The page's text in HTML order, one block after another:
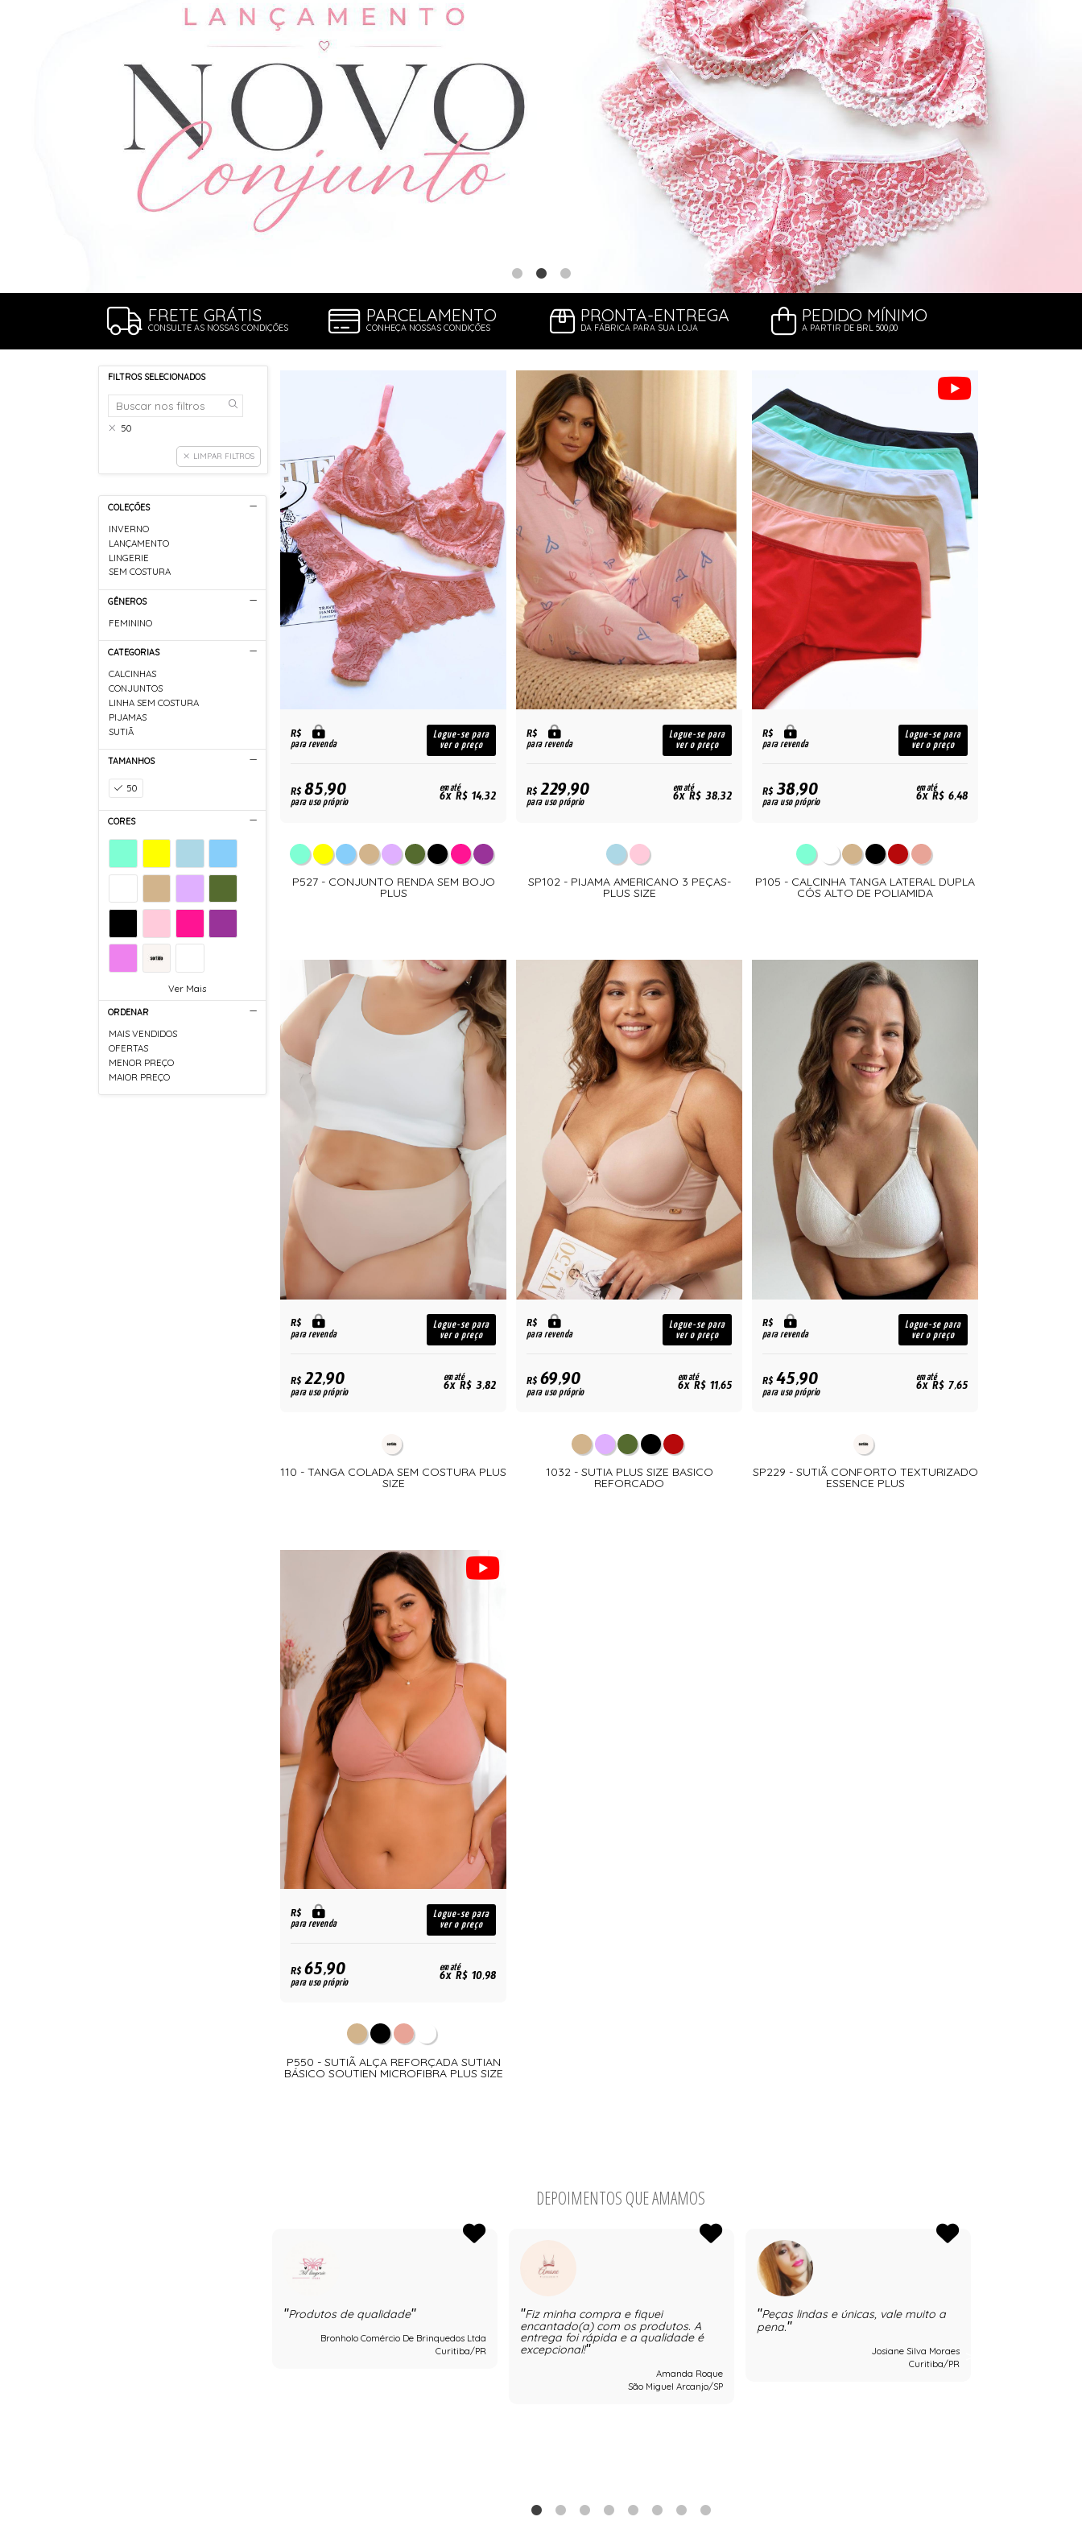
ROBE
SUTIÃ
FRETE GRÁTIS
CONSULTE AS NOSSAS CONDIÇÕES
PARCELAMENTO
CONHEÇA NOSSAS CONDIÇÕES
PRONTA-ENTREGA
DA FÁBRICA PARA SUA LOJA
PEDIDO MÍNIMO
A PARTIR DE BRL 500,00
FILTROS SELECIONADOS
50
LIMPAR FILTROS
COLEÇÕES
INVERNO
LANÇAMENTO
LINGERIE
SEM COSTURA
GÊNEROS
FEMININO
CATEGORIAS
CALCINHAS
CONJUNTOS
LINHA SEM COSTURA
PIJAMAS
SUTIÃ
TAMANHOS
50
CORES
Ver Mais
ORDENAR
MAIS VENDIDOS
OFERTAS
MENOR PREÇO
MAIOR PREÇO
R$
para revenda
Logue-se para
ver o preço
R$85,90
para uso próprio
em até
6x R$ 14,32
P527 - CONJUNTO RENDA SEM BOJO
PLUS
R$
para revenda
Logue-se para
ver o preço
R$229,90
para uso próprio
em até
6x R$ 38,32
SP102 - PIJAMA AMERICANO 3 PEÇAS-
PLUS SIZE
R$
para revenda
Logue-se para
ver o preço
R$38,90
para uso próprio
em até
6x R$ 6,48
P105 - CALCINHA TANGA LATERAL DUPLA
CÓS ALTO DE POLIAMIDA
R$
para revenda
Logue-se para
ver o preço
R$22,90
para uso próprio
em até
6x R$ 3,82
110 - TANGA COLADA SEM COSTURA PLUS
SIZE
R$
para revenda
Logue-se para
ver o preço
R$69,90
para uso próprio
em até
6x R$ 11,65
1032 - SUTIA PLUS SIZE BASICO
REFORCADO
R$
para revenda
Logue-se para
ver o preço
R$45,90
para uso próprio
em até
6x R$ 7,65
SP229 - SUTIÃ CONFORTO TEXTURIZADO
ESSENCE PLUS
R$
para revenda
Logue-se para
ver o preço
R$65,90
para uso próprio
em até
6x R$ 10,98
P550 - SUTIÃ ALÇA REFORÇADA SUTIAN
BÁSICO SOUTIEN MICROFIBRA PLUS SIZE
DEPOIMENTOS QUE AMAMOS
Produtos de qualidade
Bronholo Comércio De Brinquedos Ltda
Curitiba/PR
Fiz minha compra e fiquei
encantado(a) com os produtos. A
entrega foi rápida e a qualidade é
excepcional!
Amanda Roque
São Miguel Arcanjo/SP
Peças lindas e únicas, vale muito a
pena.
Josiane Silva Moraes
Curitiba/PR